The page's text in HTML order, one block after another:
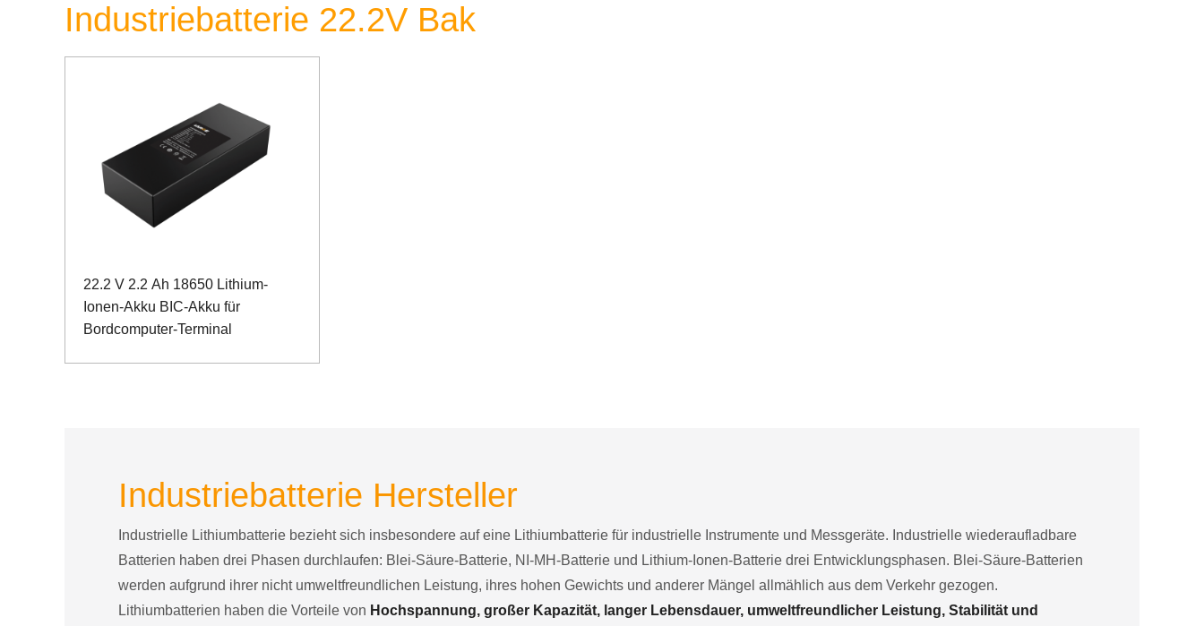
Industriebatterie 22.2V Bak
22.2 V 2.2 Ah 18650 Lithium-
Ionen-Akku BIC-Akku für
Bordcomputer-Terminal
Industriebatterie Hersteller
Industrielle Lithiumbatterie bezieht sich insbesondere auf eine Lithiumbatterie für industrielle Instrumente und Messgeräte. Industrielle wiederaufladbare
Batterien haben drei Phasen durchlaufen: Blei-Säure-Batterie, NI-MH-Batterie und Lithium-Ionen-Batterie drei Entwicklungsphasen. Blei-Säure-Batterien
werden aufgrund ihrer nicht umweltfreundlichen Leistung, ihres hohen Gewichts und anderer Mängel allmählich aus dem Verkehr gezogen.
Lithiumbatterien haben die Vorteile von Hochspannung, großer Kapazität, langer Lebensdauer, umweltfreundlicher Leistung, Stabilität und